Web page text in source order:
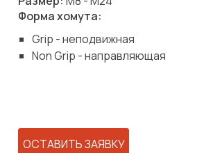
Форма хомута:
Grip - неподвижная
Non Grip - направляющая
ОСТАВИТЬ ЗАЯВКУ